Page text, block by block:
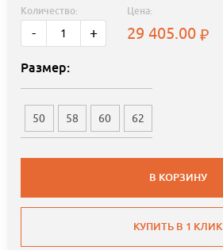
Количество:
- +
Цена:
29 405.00
Размер:
50 58 60 62
В КОРЗИНУ
КУПИТЬ В 1 КЛИК